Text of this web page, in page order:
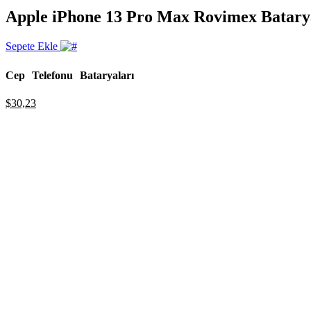
Apple iPhone 13 Pro Max Rovimex
Sepete Ekle
Cep Telefonu Bataryaları
$30,23